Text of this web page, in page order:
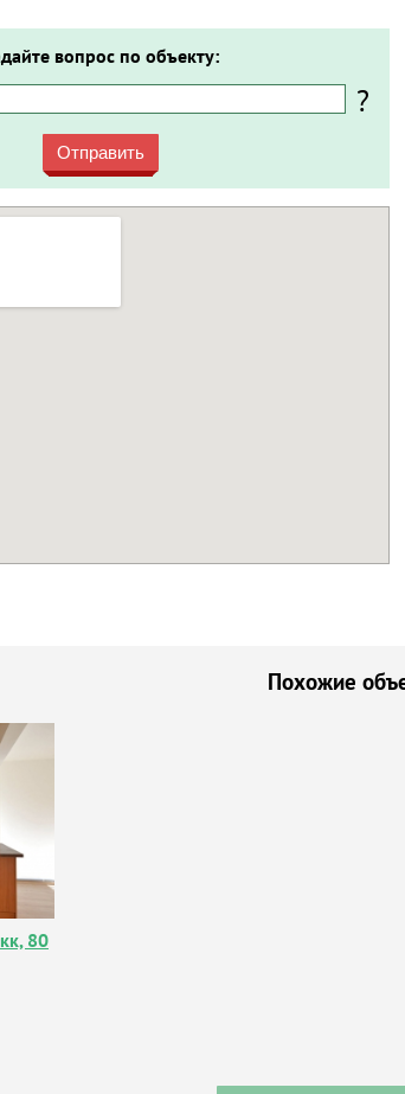
вопрос по объекту:
?
Отправить
Похожие
80